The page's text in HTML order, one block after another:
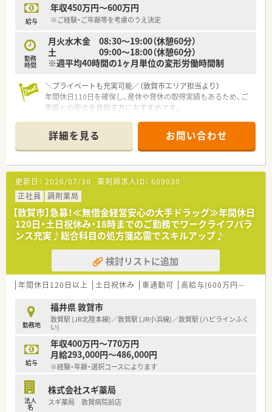
給与
年収450万円～600万円
※ご経験・ご年齢等を考慮のうえ決定
勤務
時間
月火水木金 08:30～19:00（休憩60分）
土 09:00～18:00（休憩60分）
※週平均40時間の1ヶ月単位の変形労働時間制
＼プライベートも充実可能／（敦賀市エリア担当より）
年間休日110日を確保し、産休や育休の取得実績もあるため、ご
家庭との両立を目指す方におすすめです。
【店舗情報と応需状況について】
■内科や呼吸器科をはじめ幅広い総合科目の処方箋を面で応需
しており、多様な症例を経験できます。
■居宅や施設への在宅業務にも積極的に注力しており、これから
の時代に求められるスキルが身につきます。
■敦賀駅からお車で10分ほどの立地であり、マイカー通勤が可
能なので毎日の通勤も非常にスムーズです。
【法人特徴について】
■創業80年を迎える地域密着型の老舗薬局であり、気さくな代
表のもとアットホームな雰囲気で運営されています。
■地域への貢献を最優先に考えており、採算を度外視して無菌調
剤室やドライブスルーを開局するほどの情熱があります。
■一般医薬品や健康食品から介護用品まで幅広く取り扱ってお
り、未病への取り組みを深く学べる環境が整っています。
【職場環境と雰囲気】
■代表自らが現場に入ってスタッフと共に働いており、意見や提
案を言いやすい風通しの良い職場環境が自慢です。
■管理栄養士や登録販売者などの多職種が在籍しているため、専
門知識を共有しながらチーム医療を実践できます。
■店舗の2階には専用の研修室が設けられており、スタッフが自
発的に学び合う前向きで明るい雰囲気が漂っています。
【こんな方が活躍中】
■患者様の声に耳を傾け、親身になって健康上の悩みを解決しよ
詳細を見る お問い合わせ
更新日： 2026/07/30 薬剤師求人ID： 609030
正社員
調剤薬局
【敦賀市】急募！≪無借金経営安心の大手ドラッグ≫年間休日
120日・土日祝休み・18時までのご勤務でワークライフバラ
ンス充実♪総合科目の処方箋応需でスキルアップ♪
検討リストに追加
年間休日120日以上 土日祝休み 車通勤可 高給与(600万円以上)
勤務地
福井県 敦賀市
敦賀駅 (JR北陸本線)／敦賀駅 (JR小浜線)／敦賀駅 (ハピラインふく
い)
給与
年収400万円～770万円
月給293,000円～486,000円
※経験・年齢・選択コースによります
法人
名
株式会社スギ薬局
スギ薬局 敦賀病院前店